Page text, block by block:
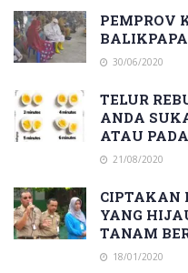
PEMPROV
30/06/2020
TELUR
ANDA
ATAU
21/08/2020
CIPTAKAN
YANG
TANAM
18/01/2020